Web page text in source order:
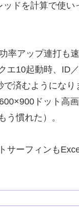
ドを計算で使い
率アップ連打も
エ10起動時、ID
済むようにな
ドット高
う慣れた）。
サーフィンも